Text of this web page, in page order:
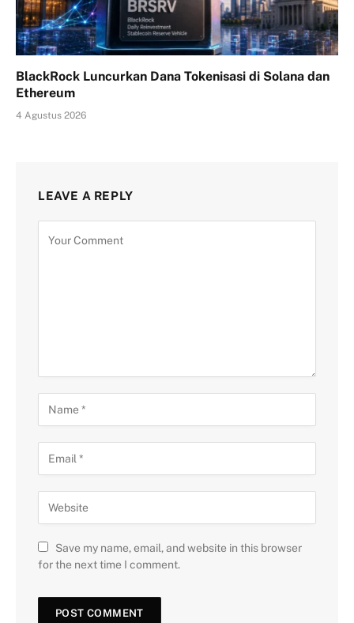
BlackRock Luncurkan Dana Tokenisasi di Solana dan
Ethereum
4 Agustus 2026
LEAVE A REPLY
Save my name, email, and website in this browser
for the next time I comment.